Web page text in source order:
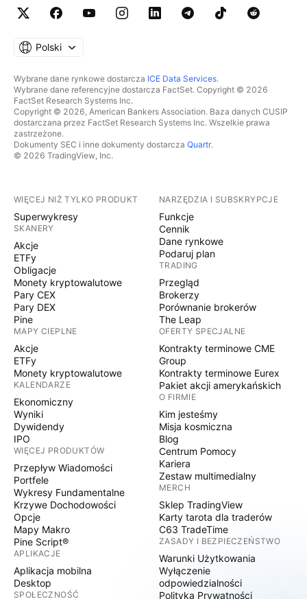
Polski
Wybrane dane rynkowe dostarcza ICE Data Services.
Wybrane dane referencyjne dostarcza FactSet. Copyright © 2026
FactSet Research Systems Inc.
Copyright © 2026, American Bankers Association. Baza danych CUSIP
dostarczana przez FactSet Research Systems Inc. Wszelkie prawa
zastrzeżone.
Dokumenty SEC i inne dokumenty dostarcza Quartr.
© 2026 TradingView, Inc.
WIĘCEJ NIŻ TYLKO PRODUKT
Superwykresy
SKANERY
Akcje
ETFy
Obligacje
Monety kryptowalutowe
Pary CEX
Pary DEX
Pine
MAPY CIEPLNE
Akcje
ETFy
Monety kryptowalutowe
KALENDARZE
Ekonomiczny
Wyniki
Dywidendy
IPO
WIĘCEJ PRODUKTÓW
Przepływ Wiadomości
Portfele
Wykresy Fundamentalne
Krzywe Dochodowości
Opcje
Mapy Makro
Pine Script®
APLIKACJE
Aplikacja mobilna
Desktop
SPOŁECZNOŚĆ
NARZĘDZIA I SUBSKRYPCJE
Funkcje
Cennik
Dane rynkowe
Podaruj plan
TRADING
Przegląd
Brokerzy
Porównanie brokerów
The Leap
OFERTY SPECJALNE
Kontrakty terminowe CME
Group
Kontrakty terminowe Eurex
Pakiet akcji amerykańskich
O FIRMIE
Kim jesteśmy
Misja kosmiczna
Blog
Centrum Pomocy
Kariera
Zestaw multimedialny
MERCH
Sklep TradingView
Karty tarota dla traderów
C63 TradeTime
ZASADY I BEZPIECZEŃSTWO
Warunki Użytkowania
Wyłączenie
odpowiedzialności
Polityka Prywatności